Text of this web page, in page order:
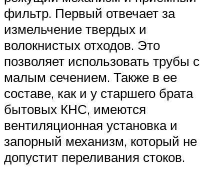
фильтр. Первый отвечает за
измельчение твердых и
волокнистых отходов. Это
позволяет использовать трубы с
малым сечением. Также в ее
составе, как и у старшего брата
бытовых КНС, имеются
вентиляционная установка и
запорный механизм, который не
допустит переливания стоков.